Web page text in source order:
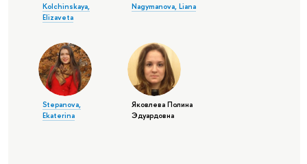
Kolchinskaya,
Elizaveta
Nagymanova, Liana
Stepanova,
Ekaterina
Яковлева Полина
Эдуардовна